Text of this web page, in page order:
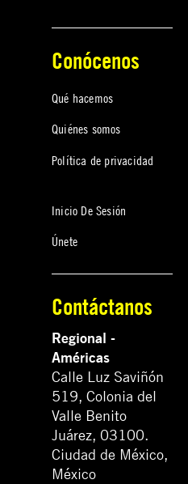
Conócenos
Qué hacemos
Quiénes somos
Política de privacidad
Inicio De Sesión
Únete
Contáctanos
Regional -
Américas
Calle Luz Saviñón
519, Colonia del
Valle Benito
Juárez, 03100.
Ciudad de México,
México